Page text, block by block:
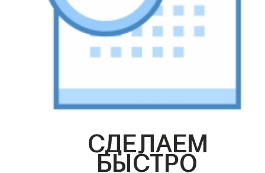
СДЕЛАЕМ
БЫСТРО